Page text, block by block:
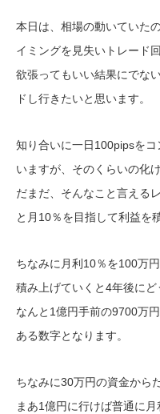
本日は、相場の動いていた
イミングを見失いトレード
欲張ってもいい結果にでな
ドし行きたいと思います。
知り合いに一日100pipsを
いますが、そのくらいの化
だまだ、そんなこと言える
と月10％を目指して利益を
ちなみに月利10％を100万
積み上げていくと4年後に
なんと1億円手前の9700万
ある数字となります。
ちなみに30万円の資金から
まあ1億円に行けば普通に